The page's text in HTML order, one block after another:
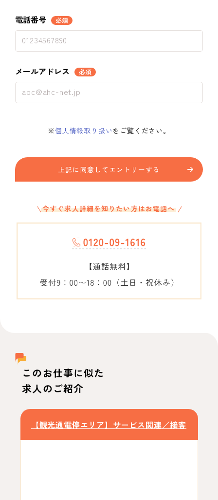
電話番号 必須
メールアドレス 必須
※個人情報取り扱いをご覧ください。
上記に同意してエントリーする
今すぐ求人詳細を知りたい方はお電話へ
このお仕事に似た
求人のご紹介
【観光通電停エリア】サービス関連／接客